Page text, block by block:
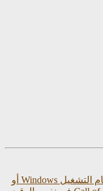
تكوين المقاعد المتعددة الخاص بي على نظام التشغيل Windows أو